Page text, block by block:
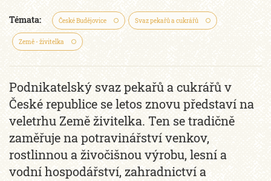
Témata: České Budějovice Svaz pekařů a cukrářů
Země - živitelka
Podnikatelský svaz pekařů a cukrářů v
České republice se letos znovu představí na
veletrhu Země živitelka. Ten se tradičně
zaměřuje na potravinářství venkov,
rostlinnou a živočišnou výrobu, lesní a
vodní hospodářství, zahradnictví a